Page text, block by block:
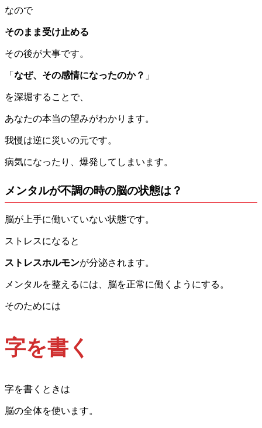
なので
そのまま受け止める
その後が大事です。
「 なぜ、その感情になったのか？ 」
を深堀することで、
あなたの本当の望みがわかります。
我慢は逆に災いの元です。
病気になったり、爆発してしまいます。
メンタルが不調の時の脳の状態は？
脳が上手に働いていない状態です。
ストレスになると
ストレスホルモンが分泌されます。
メンタルを整えるには、脳を正常に働くようにする。
そのためには
字を書く
字を書くときは
脳の全体を使います。